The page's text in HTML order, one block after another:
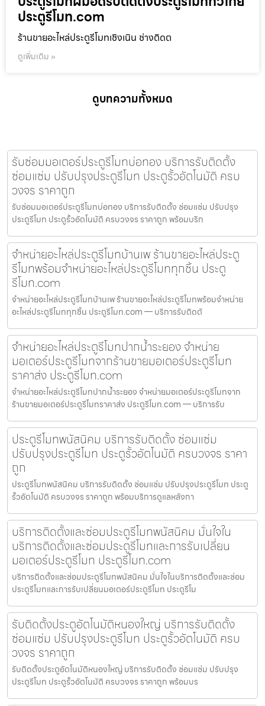
ประตูรีโมท.com
ร้านขายอะไหล่ประตูรีโมทเชิงเนิน ช่างติดต
ดูเพิ่มเติม »
ดูบทความทั้งหมด
รับซ่อมมอเตอร์ประตูรีโมทบ่อทอง บริการรับติดตั้ง
ซ่อมแซ่ม ปรับปรุงประตูรีโมท ประตูรั้วอัตโนมัติ ครบ
วงจร ราคาถูก
รับซ่อมมอเตอร์ประตูรีโมทบ่อทอง บริการรับติดตั้ง ซ่อมแซ่ม ปรับปรุง
ประตูรีโมท ประตูรั้วอัตโนมัติ ครบวงจร ราคาถูก พร้อมบริก
จำหน่ายอะไหล่ประตูรีโมทบ้านเพ ร้านขายอะไหล่ประตู
รีโมทพร้อมจำหน่ายอะไหล่ประตูรีโมททุกชิ้น ประตู
รีโมท.com
จำหน่ายอะไหล่ประตูรีโมทบ้านเพ ร้านขายอะไหล่ประตูรีโมทพร้อมจำหน่าย
อะไหล่ประตูรีโมททุกชิ้น ประตูรีโมท.com — บริการรับติดตั
จำหน่ายอะไหล่ประตูรีโมทปากน้ำระยอง จำหน่าย
มอเตอร์ประตูรีโมทจากร้านขายมอเตอร์ประตูรีโมท
ราคาส่ง ประตูรีโมท.com
จำหน่ายอะไหล่ประตูรีโมทปากน้ำระยอง จำหน่ายมอเตอร์ประตูรีโมทจาก
ร้านขายมอเตอร์ประตูรีโมทราคาส่ง ประตูรีโมท.com — บริการรับ
ประตูรีโมทพนัสนิคม บริการรับติดตั้ง ซ่อมแซ่ม
ปรับปรุงประตูรีโมท ประตูรั้วอัตโนมัติ ครบวงจร ราคา
ถูก
ประตูรีโมทพนัสนิคม บริการรับติดตั้ง ซ่อมแซ่ม ปรับปรุงประตูรีโมท ประตู
รั้วอัตโนมัติ ครบวงจร ราคาถูก พร้อมบริการดูแลหลังกา
บริการติดตั้งและซ่อมประตูรีโมทพนัสนิคม มั่นใจใน
บริการติดตั้งและซ่อมประตูรีโมทและการรับเปลี่ยน
มอเตอร์ประตูรีโมท ประตูรีโมท.com
บริการติดตั้งและซ่อมประตูรีโมทพนัสนิคม มั่นใจในบริการติดตั้งและซ่อม
ประตูรีโมทและการรับเปลี่ยนมอเตอร์ประตูรีโมท ประตูรีโม
รับติดตั้งประตูอัตโนมัติหนองใหญ่ บริการรับติดตั้ง
ซ่อมแซ่ม ปรับปรุงประตูรีโมท ประตูรั้วอัตโนมัติ ครบ
วงจร ราคาถูก
รับติดตั้งประตูอัตโนมัติหนองใหญ่ บริการรับติดตั้ง ซ่อมแซ่ม ปรับปรุง
ประตูรีโมท ประตูรั้วอัตโนมัติ ครบวงจร ราคาถูก พร้อมบร